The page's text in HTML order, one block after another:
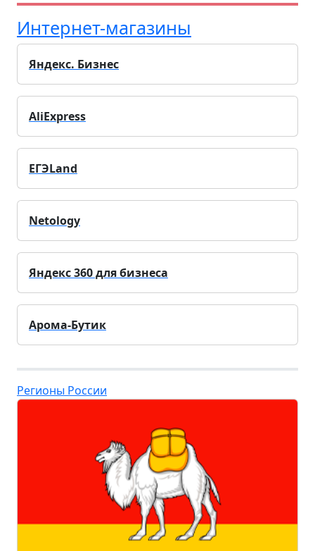
Интернет-магазины
Яндекс. Бизнес
AliExpress
ЕГЭLand
Netology
Яндекс 360 для бизнеса
Арома-Бутик
Регионы России